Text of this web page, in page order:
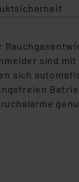
sind mit
sich